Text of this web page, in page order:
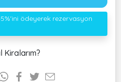
ödeyerek rezervasyon
Kiralarım?